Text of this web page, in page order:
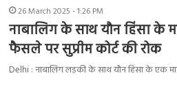
26 March 2025 - 1:26 PM
नाबालिग के साथ यौन हिंसा के
फैसले पर सुप्रीम कोर्ट की रोक
Delhi : नाबालिग लड़की के साथ यौन हिंसा के एक